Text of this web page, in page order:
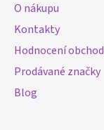
O nákupu
Kontakty
Hodnocení
Prodávané značky
Blog